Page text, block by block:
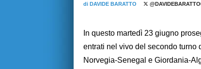
di DAVIDE BARATTO
In questo martedì 23 giugno
entrati nel vivo del secondo turno
Norvegia-Senegal e Giordania-